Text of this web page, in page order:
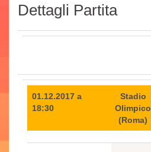
Dettagli Partita
01.12.2017 a
18:30
Stadio
Olimpico
(Roma)